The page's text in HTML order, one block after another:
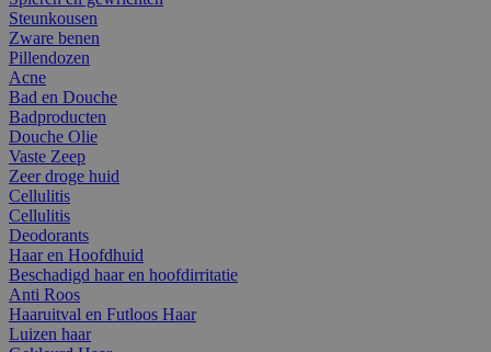
Steunkousen
Zware benen
Pillendozen
Acne
Bad en Douche
Badproducten
Douche Olie
Vaste Zeep
Zeer droge huid
Cellulitis
Cellulitis
Deodorants
Haar en Hoofdhuid
Beschadigd haar en hoofdirritatie
Anti Roos
Haaruitval en Futloos Haar
Luizen haar